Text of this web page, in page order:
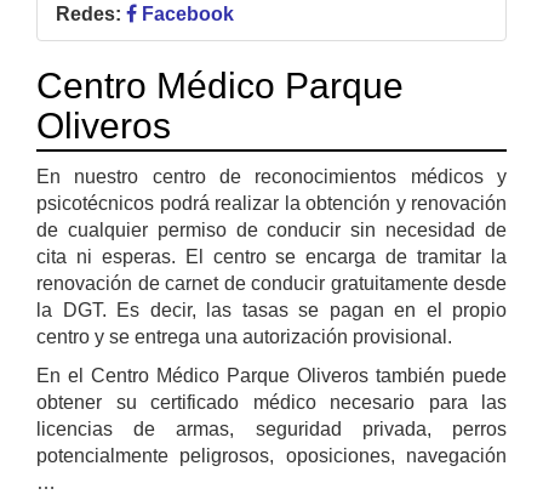
Redes: Facebook
Centro Médico Parque
Oliveros
En nuestro centro de reconocimientos médicos y
psicotécnicos podrá realizar la obtención y renovación
de cualquier permiso de conducir sin necesidad de
cita ni esperas. El centro se encarga de tramitar la
renovación de carnet de conducir gratuitamente desde
la DGT. Es decir, las tasas se pagan en el propio
centro y se entrega una autorización provisional.
En el Centro Médico Parque Oliveros también puede
obtener su certificado médico necesario para las
licencias de armas, seguridad privada, perros
potencialmente peligrosos, oposiciones, navegación
…